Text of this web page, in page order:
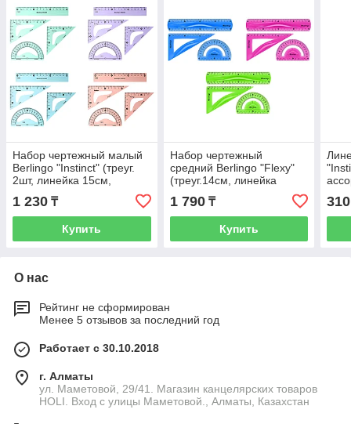
Набор чертежный малый
Berlingo "Instinct" (треуг.
2шт, линейка 15см,
транспортир), ассорти
1 230 ₸
Купить
Набор чертежный
средний Berlingo "Flexy"
(треуг.14см, линейка
20см, трансп.) гибкий,
ассорти, европ.
1 790₸
Купить
310
О нас
Рейтинг не сформирован
Менее 5 отзывов за последний год
Работает с 30.10.2018
г. Алматы
ул. Маметовой, 29/41. Магазин канцелярских товаров
HOLI. Вход с улицы Маметовой., Алматы, Казахстан